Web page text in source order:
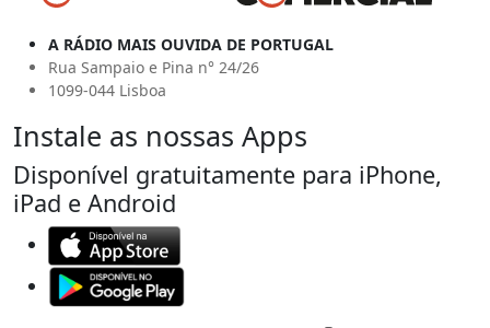
A RÁDIO MAIS OUVIDA DE PORTUGAL
Rua Sampaio e Pina n° 24/26
1099-044 Lisboa
Instale as nossas Apps
Disponível gratuitamente para iPhone,
iPad e Android